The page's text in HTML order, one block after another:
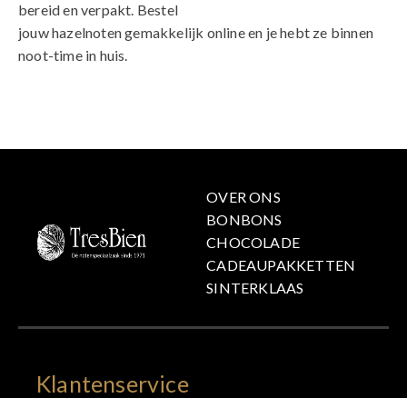
bereid en verpakt. Bestel
jouw hazelnoten gemakkelijk online en je hebt ze binnen
noot-time in huis.
OVER ONS
BONBONS
CHOCOLADE
CADEAUPAKKETTEN
SINTERKLAAS
Klantenservice